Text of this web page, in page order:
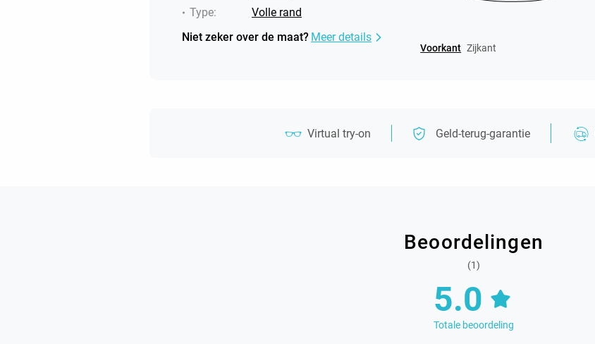
Type:
Volle rand
Niet zeker over de maat? Meer details
Voorkant Zijkant
Virtual try-on Geld-terug-garantie
Beoordelingen
(1)
5.0
Totale beoordeling